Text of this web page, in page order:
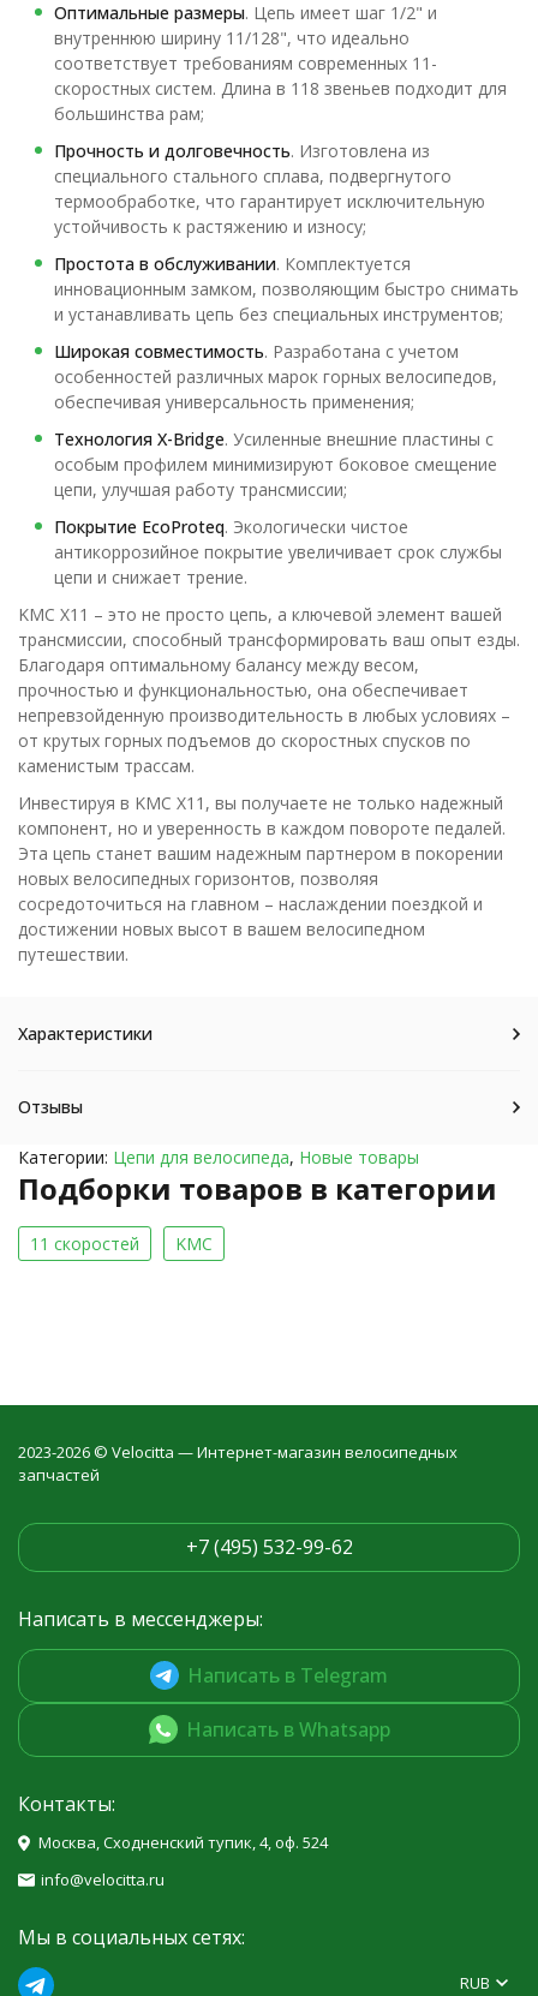
Оптимальные размеры. Цепь имеет шаг 1/2" и
внутреннюю ширину 11/128", что идеально
соответствует требованиям современных 11-
скоростных систем. Длина в 118 звеньев подходит для
большинства рам;
Прочность и долговечность. Изготовлена из
специального стального сплава, подвергнутого
термообработке, что гарантирует исключительную
устойчивость к растяжению и износу;
Простота в обслуживании. Комплектуется
инновационным замком, позволяющим быстро снимать
и устанавливать цепь без специальных инструментов;
Широкая совместимость. Разработана с учетом
особенностей различных марок горных велосипедов,
обеспечивая универсальность применения;
Технология X-Bridge. Усиленные внешние пластины с
особым профилем минимизируют боковое смещение
цепи, улучшая работу трансмиссии;
Покрытие EcoProteq. Экологически чистое
антикоррозийное покрытие увеличивает срок службы
цепи и снижает трение.
KMC X11 – это не просто цепь, а ключевой элемент вашей
трансмиссии, способный трансформировать ваш опыт езды.
Благодаря оптимальному балансу между весом,
прочностью и функциональностью, она обеспечивает
непревзойденную производительность в любых условиях –
от крутых горных подъемов до скоростных спусков по
каменистым трассам.
Инвестируя в KMC X11, вы получаете не только надежный
компонент, но и уверенность в каждом повороте педалей.
Эта цепь станет вашим надежным партнером в покорении
новых велосипедных горизонтов, позволяя
сосредоточиться на главном – наслаждении поездкой и
достижении новых высот в вашем велосипедном
путешествии.
Характеристики
Отзывы
Категории: Цепи для велосипеда, Новые товары
Подборки товаров в категории
11 скоростей KMC
2023-2026 © Velocitta — Интернет-магазин велосипедных
запчастей
+7 (495) 532-99-62
Написать в мессенджеры:
Написать в Telegram
Написать в Whatsapp
Контакты:
Москва, Сходненский тупик, 4, оф. 524
info@velocitta.ru
Мы в социальных сетях:
RUB